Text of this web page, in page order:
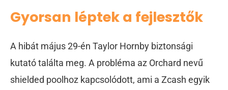
Gyorsan léptek a fejlesztők
A hibát május 29-én Taylor Hornby biztonsági
kutató találta meg. A probléma az Orchard nevű
shielded poolhoz kapcsolódott, ami a Zcash egyik